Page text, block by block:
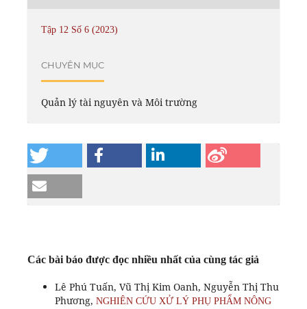
Tập 12 Số 6 (2023)
CHUYÊN MỤC
Quản lý tài nguyên và Môi trường
Các bài báo được đọc nhiều nhất của cùng tác giả
Lê Phú Tuấn, Vũ Thị Kim Oanh, Nguyễn Thị Thu
Phương, NGHIÊN CỨU XỬ LÝ PHỤ PHẨM NÔNG